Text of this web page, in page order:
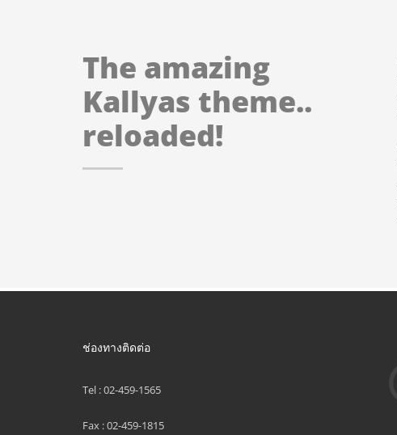
The amazing
Kallyas theme..
reloaded!
ช่องทางติดต่อ
Tel : 02-459-1565
Fax : 02-459-1815